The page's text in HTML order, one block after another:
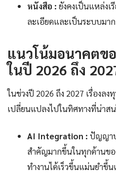
หนังสือ : ยังคงเป็นแหล่งเ
ละเอียดและเป็นระบบมา
แนวโน้มอนาคตข
ในปี 2026 ถึง
ในช่วงปี 2026 ถึง 2027 เรื่องล
เปลี่ยนแปลงไปในทิศทางที่น่าส
AI Integration : ปัญญา
สำคัญมากขึ้นในทุกด้านข
ทำงานได้เร็วขึ้นแม่นยำ